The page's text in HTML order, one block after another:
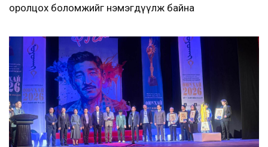
оролцох боломжийг нэмэгдүүлж байна